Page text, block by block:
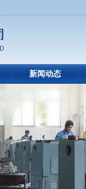
新闻动态